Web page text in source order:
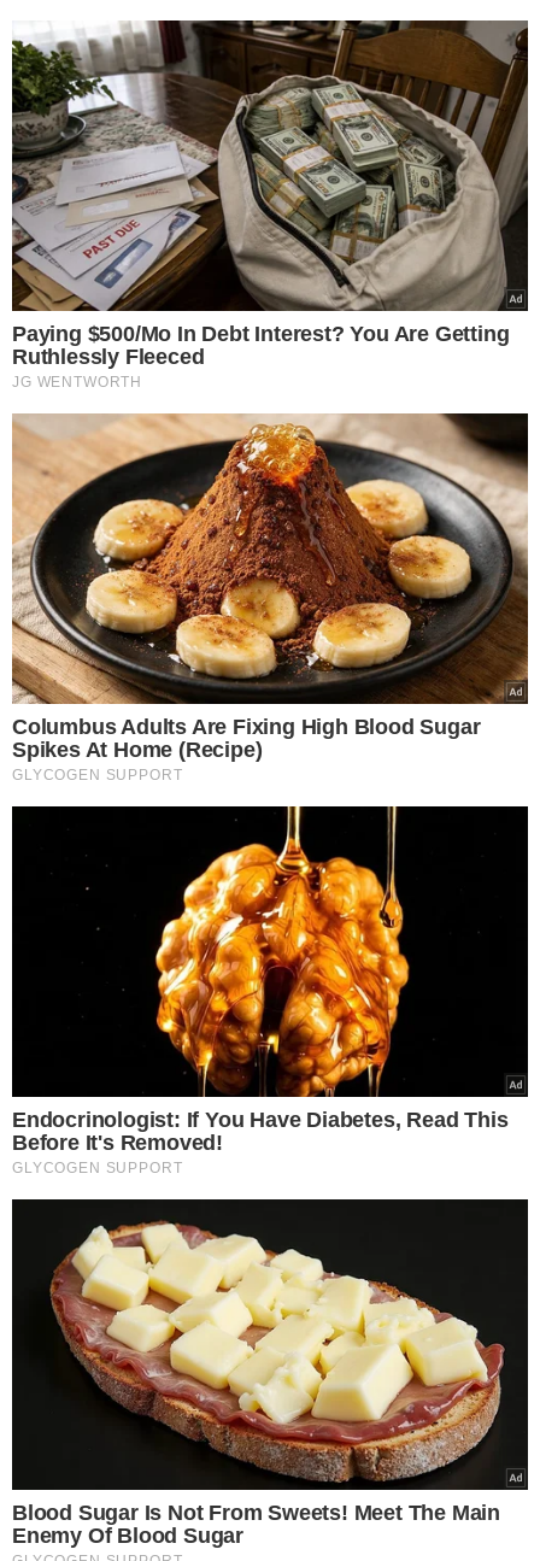
VEJA TAMBÉM
ACIDENTE AÉREO
PF indicia 16
funcionários e ex-
funcionários da Voepass
por queda de avião que
matou 62 pessoas
VEJA MAIS NOTÍCIAS